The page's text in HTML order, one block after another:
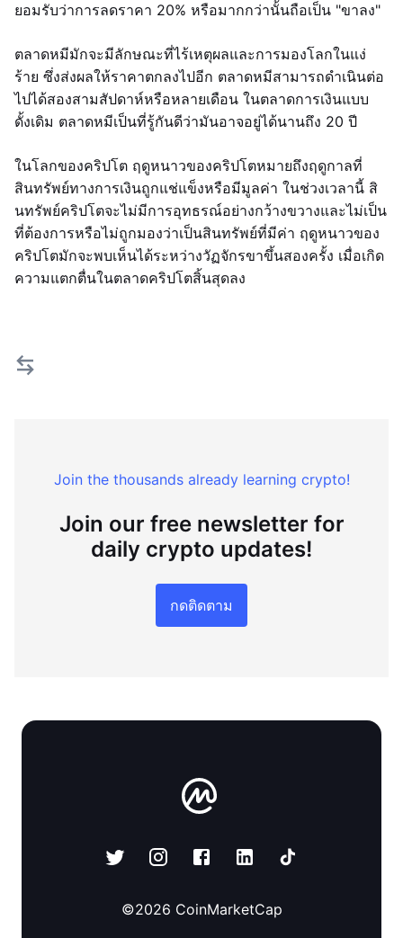
ยอมรับว่าการลดราคา 20% หรือมากกว่านั้นถือเป็น "ขาลง"
ตลาดหมีมักจะมีลักษณะที่ไร้เหตุผลและการมองโลกในแง่
ร้าย ซึ่งส่งผลให้ราคาตกลงไปอีก ตลาดหมีสามารถดำเนินต่อ
ไปได้สองสามสัปดาห์หรือหลายเดือน ในตลาดการเงินแบบ
ดั้งเดิม ตลาดหมีเป็นที่รู้กันดีว่ามันอาจอยู่ได้นานถึง 20 ปี
ในโลกของคริปโต ฤดูหนาวของคริปโตหมายถึงฤดูกาลที่
สินทรัพย์ทางการเงินถูกแช่แข็งหรือมีมูลค่า ในช่วงเวลานี้ สิ
นทรัพย์คริปโตจะไม่มีการอุทธรณ์อย่างกว้างขวางและไม่เป็น
ที่ต้องการหรือไม่ถูกมองว่าเป็นสินทรัพย์ที่มีค่า ฤดูหนาวของ
คริปโตมักจะพบเห็นได้ระหว่างวัฏจักรขาขึ้นสองครั้ง เมื่อเกิด
ความแตกตื่นในตลาดคริปโตสิ้นสุดลง
Join the thousands already learning crypto!
Join our free newsletter for
daily crypto updates!
กดติดตาม
©2026 CoinMarketCap